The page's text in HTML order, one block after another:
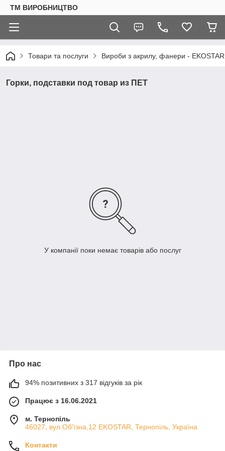
ТМ ВИРОБНИЦТВО
Товари та послуги Вироби з акрилу, фанери - EKOSTAR
Горки, подставки под товар из ПЕТ
У компанії поки немає товарів або послуг
Про нас
94% позитивних з 317 відгуків за рік
Працює з 16.06.2021
м. Тернопіль
46027, вул.Об'їзна,12 EKOSTAR, Тернопіль, Україна
Контакти